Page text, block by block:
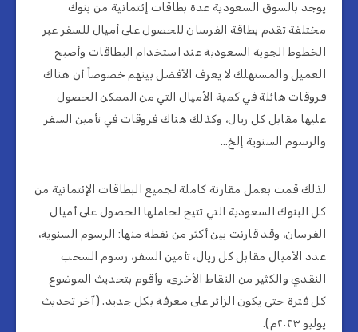
يوجد بالسوق السعودية عدة بطاقات إئتمانية من بنوك
مختلفة تقدم بطاقة الفرسان للحصول على أميال للسفر عبر
الخطوط الجوية السعودية عند استخدام البطاقات وأصبح
العميل والمستهلك لا يعرف الأفضل بينهم خصوصاً أن هناك
فروقات هائلة في كمية الأميال التي من الممكن الحصول
عليها مقابل كل ريال، وكذلك هناك فروقات في تأمين السفر
والرسوم السنوية إلخ…
لذلك قمت بعمل مقارنة كاملة لجميع البطاقات الإئتمانية من
كل البنوك السعودية التي تتيح لحاملها الحصول على أميال
الفرسان، وقد قارنت بين أكثر من نقطة منها: الرسوم السنوية،
عدد الأميال مقابل كل ريال، تأمين السفر، رسوم السحب
النقدي والكثير من النقاط الأخرى، وأقوم بتحديث الموضوع
كل فترة حتى يكون الزائر على معرفة بكل جديد. (آخر تحديث
يوليو ٢٠٢٣م).